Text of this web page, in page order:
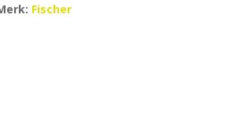
Fischer